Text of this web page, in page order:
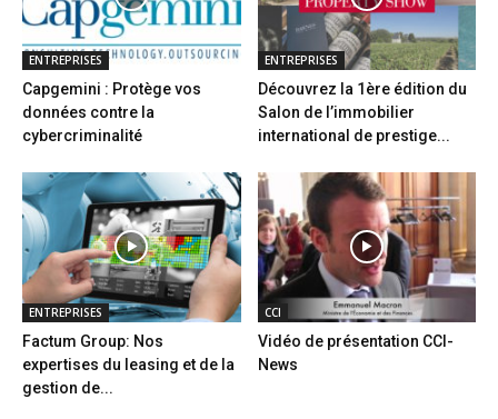
ENTREPRISES
Capgemini : Protège vos
données contre la
cybercriminalité
ENTREPRISES
Découvrez la 1ère édition du
Salon de l’immobilier
international de prestige...
ENTREPRISES
Factum Group: Nos
expertises du leasing et de la
gestion de...
CCI
Vidéo de présentation CCI-
News